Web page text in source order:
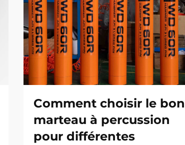
Comment choisir le bon
marteau à percussion
pour différentes